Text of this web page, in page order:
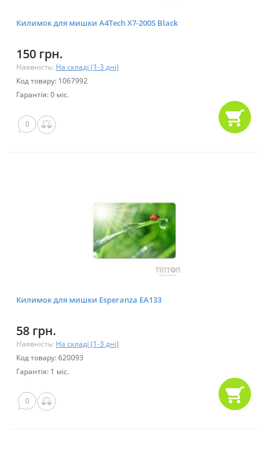
Килимок для мишки A4Tech X7-200S Black
150 грн.
Наявність: На складі (1-3 дні)
Код товару: 1067992
Гарантія: 0 міс.
0
Килимок для мишки Esperanza EA133
58 грн.
Наявність: На складі (1-3 дні)
Код товару: 620093
Гарантія: 1 міс.
0